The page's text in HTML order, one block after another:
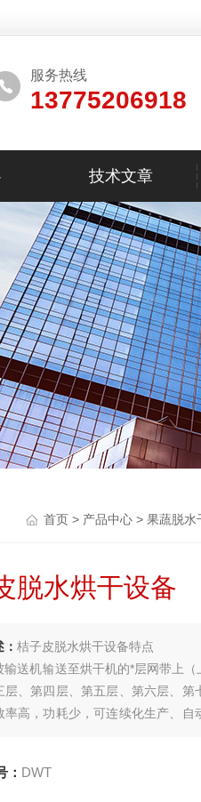
服务热线
13775206918
技术文章
首页 > 产品中心 > 果蔬脱水
脱水烘干设备
桔子皮脱水烘干设备特点
输送机输送至烘干机的*层网带上
层、第四层、第五层、第六层、
率高，功耗少，可连续化生产、
： DWT